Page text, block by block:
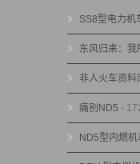
SS8型电力机
东风归来：我
非人火车资料
痛别ND5 -
ND5型内燃机